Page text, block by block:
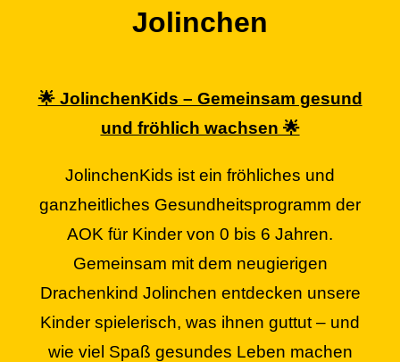
Jolinchen
🌟 JolinchenKids – Gemeinsam gesund
und fröhlich wachsen 🌟
JolinchenKids ist ein fröhliches und
ganzheitliches Gesundheitsprogramm der
AOK für Kinder von 0 bis 6 Jahren.
Gemeinsam mit dem neugierigen
Drachenkind Jolinchen entdecken unsere
Kinder spielerisch, was ihnen guttut – und
wie viel Spaß gesundes Leben machen